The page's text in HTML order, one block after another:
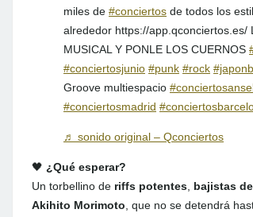
miles de #conciertos de todos los
alrededor https://app.qconciertos.es/
MUSICAL Y PONLE LOS CUERNOS
#conciertosjunio #punk #rock
Groove multiespacio
#conciertosmadrid
♬ sonido original – Qconciertos
🖤 ¿Qué esperar?
Un torbellino de riffs potentes, bajistas
Akihito Morimoto, que no se detendrá